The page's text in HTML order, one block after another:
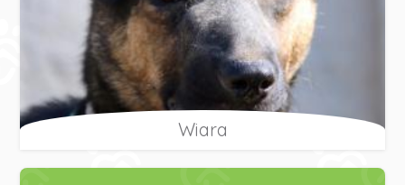
Wiara